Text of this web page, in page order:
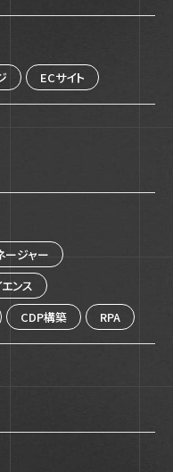
ECサイト
ージャー
ンス
CDP構築 RPA